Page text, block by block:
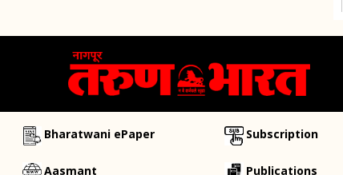
Bharatwani ePaper
Aasmant
Subscription
Publications